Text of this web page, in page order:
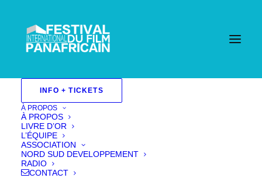
INFO + TICKETS
À PROPOS
À PROPOS
LIVRE D’OR
L’ÉQUIPE
ASSOCIATION
NORD SUD DEVELOPPEMENT
RADIO
CONTACT
Fiction 2024
Aucun événement trouvé !